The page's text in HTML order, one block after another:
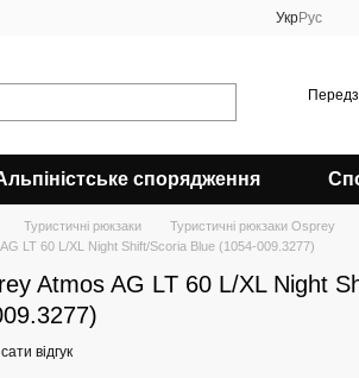
УкрРус
спорядження
Туристичні рюкзаки
Туристичні рюкзаки Osprey
LT 60 L/XL Night Shift/Scoria Blue (1054-009.3277)
Atmos AG LT 60 L/XL Night
відгук